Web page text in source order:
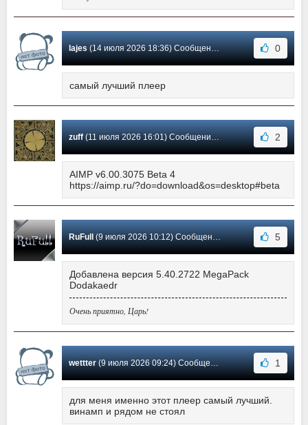
lajes(14 июля 2026 18:36) Сообщение #3683 0
самый лучший плеер
zuff(11 июля 2026 16:01) Сообщение #3682 2
AIMP v6.00.3075 Beta 4
https://aimp.ru/?do=download&os=desktop#beta
RuFull (9 июля 2026 10:12) Сообщение #3681 5
Добавлена версия 5.40.2722 MegaPack
Dodakaedr
Очень приятно, Царь!
wettter(9 июля 2026 09:24) Сообщение #3680 1
для меня именно этот плеер самый лучший.
винамп и рядом не стоял